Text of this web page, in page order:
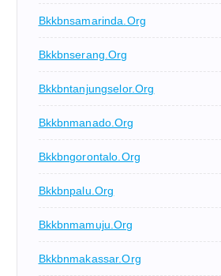
Bkkbnsamarinda.org
Bkkbnserang.org
Bkkbntanjungselor.org
Bkkbnmanado.org
Bkkbngorontalo.org
Bkkbnpalu.org
Bkkbnmamuju.org
Bkkbnmakassar.org